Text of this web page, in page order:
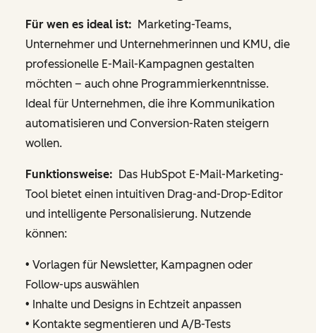
Für wen es ideal ist: Marketing-Teams,
Unternehmer und Unternehmerinnen und KMU, die
professionelle E-Mail-Kampagnen gestalten
möchten – auch ohne Programmierkenntnisse.
Ideal für Unternehmen, die ihre Kommunikation
automatisieren und Conversion-Raten steigern
wollen.
Funktionsweise: Das HubSpot E-Mail-Marketing-
Tool bietet einen intuitiven Drag-and-Drop-Editor
und intelligente Personalisierung. Nutzende
können:
• Vorlagen für Newsletter, Kampagnen oder
Follow-ups auswählen
• Inhalte und Designs in Echtzeit anpassen
• Kontakte segmentieren und A/B-Tests